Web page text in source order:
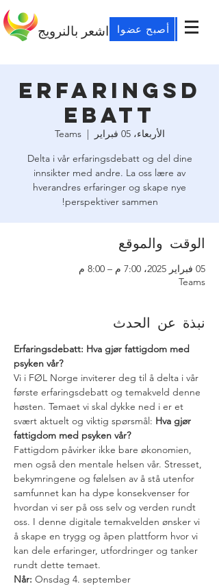
اشعر بالنرويج أصبح عضوا
Erfaringsd
ebatt
الأربعاء، 05 فبراير
  |
Teams
Delta i vår erfaringsdebatt og del dine
innsikter med andre. La oss lære av
hverandres erfaringer og skape nye
perspektiver sammen!
الوقت والموقع
05 فبراير 2025، 7:00 م – 8:00 م
Teams
نبذة عن الحدث
Erfaringsdebatt: Hva gjør fattigdom med
psyken vår?
Vi i FØL Norge inviterer deg til å delta i vår
første erfaringsdebatt og temakveld denne
høsten. Temaet vi skal dykke ned i er et
svært aktuelt og viktig spørsmål: Hva gjør
fattigdom med psyken vår?
Fattigdom påvirker ikke bare økonomien,
men også den mentale helsen vår. Stresset,
bekymringene og følelsen av å stå utenfor
samfunnet kan ha dype konsekvenser for
hvordan vi ser på oss selv og verden rundt
oss. I denne digitale temakvelden ønsker vi
å skape en trygg og åpen plattform hvor vi
kan dele erfaringer, utfordringer og tanker
rundt dette temaet.
Når: